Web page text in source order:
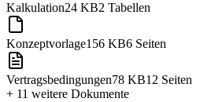
Kalkulation24 KB2 Tabellen
Konzeptvorlage156 KB6 Seiten
Vertragsbedingungen78 KB12 Seiten
+ 11 weitere Dokumente